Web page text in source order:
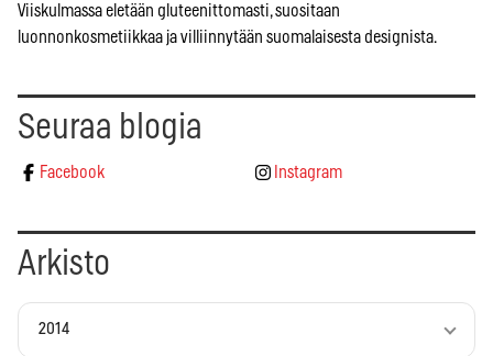
Viiskulmassa eletään gluteenittomasti, suositaan
luonnonkosmetiikkaa ja villiinnytään suomalaisesta designista.
Seuraa blogia
Facebook Instagram
Arkisto
2014